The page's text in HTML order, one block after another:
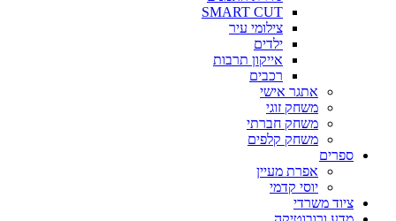
SMART CUT
צילומי עיר
ילדים
אייקון תרבות
רכבים
אתגר אישי
משחק זוגי
משחק חברתי
משחק קלפים
ספרים
אפרת מעיין
יוסי קדמי
ציוד משרדי